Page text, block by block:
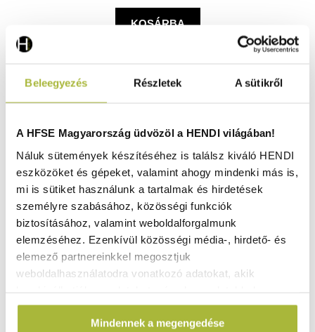
Beleegyezés Részletek A sütikről
A HFSE Magyarország üdvözöl a HENDI világában!
Náluk sütemények készítéséhez is találsz kiváló HENDI
eszközöket és gépeket, valamint ahogy mindenki más is,
mi is sütiket használunk a tartalmak és hirdetések
személyre szabásához, közösségi funkciók
biztosításához, valamint weboldalforgalmunk
elemzéséhez. Ezenkívül közösségi média-, hirdető- és
elemező partnereinkkel megosztjuk
weboldalhasználatodra vonatkozó adatokat, akik
amelyeket Te adtál meg számukra vagy az általad
használt más szolgáltatásokból gyűjtöttek.
Mindennek a megengedése
KOSÁRBA
HENDI 505724
Raktáron